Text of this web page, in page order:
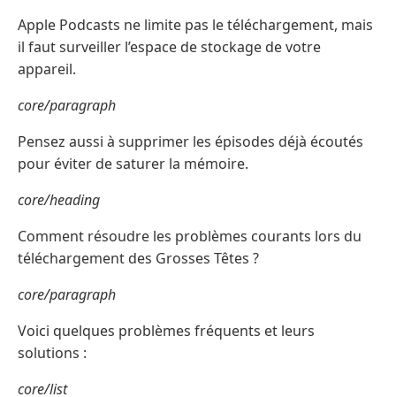
Apple Podcasts ne limite pas le téléchargement, mais
il faut surveiller l’espace de stockage de votre
appareil.
core/paragraph
Pensez aussi à supprimer les épisodes déjà écoutés
pour éviter de saturer la mémoire.
core/heading
Comment résoudre les problèmes courants lors du
téléchargement des Grosses Têtes ?
core/paragraph
Voici quelques problèmes fréquents et leurs
solutions :
core/list